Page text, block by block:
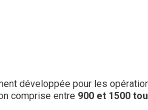
développée pour les
comprise entre 900 et 1500